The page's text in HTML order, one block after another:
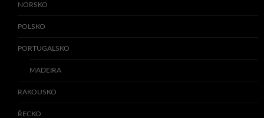
NORSKO
POLSKO
PORTUGALSKO
MADEIRA
RAKOUSKO
ŘECKO